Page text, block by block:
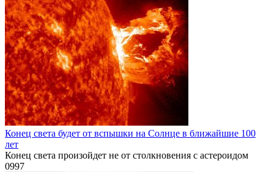
Конец света будет от вспышки на Солнце в ближайшие 100
лет
Конец света произойдет не от столкновения с астероидом
0997